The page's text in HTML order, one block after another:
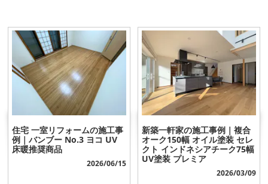
住宅 一室リフォームの施工事
例｜バンブー No.3 ヨコ UV
床暖推奨商品
2026/06/15
新築一軒家の施工事例｜複合
オーク150幅 オイル塗装 セレ
クト インドネシアチーク75幅
UV塗装 プレミア
2026/03/09